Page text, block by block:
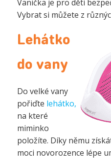
Vanička je pro děti
Vybrat si můžete z
Lehátko
do vany
Do velké vany
pořiďte lehátko,
na které
miminko
položíte. Díky němu
moci novorozence lépe